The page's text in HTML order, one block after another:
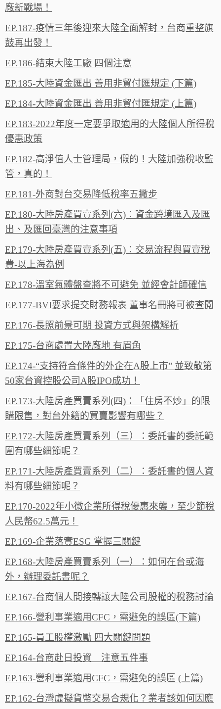
廠新戰場！
EP.187-疫情三年後迎來大陸全面解封，台商重整旗
鼓再出發！
EP.186-結束大陸工廠 四個注意
EP.185-大陸資金匯出 善用非貿付匯規定 (下篇)
EP.184-大陸資金匯出 善用非貿付匯規定 (上篇)
EP.183-2022年度一定要爭取適用的大陸個人所得稅
優惠政策
EP.182-高淨值人士管理局，假的！大陸加強稅收監
管，真的！
EP.181-外商對台交易降低稅率五撇步
EP.180-大陸房產買賣系列(六)：資金跨境匯入及匯
出、及匯回臺灣的注意事項
EP.179-大陸房產買賣系列(五)：交易流程與買賣稅
費-以上海為例
EP.178-溫室氣體盤查將不可避免 並經會計師確信
EP.177-BVI要求提交財務報表 董事名冊將可被查閱
EP.176-長照前景可期 投資方式與架構解析
EP.175-台商處置大陸廠地 有眉角
EP.174-“支持符合條件的外企在A股上市” 並致敬第
50家台資控股公司A股IPO成功！
EP.173-大陸房產買賣系列(四)：「住房不炒」的限
購限售，對台外籍的買賣影響有哪些？
EP.172-大陸房產買賣系列（三）：委託書的委託範
圍有哪些細節呢？
EP.171-大陸房產買賣系列（二）：委託書的個人資
料有哪些細節呢？
EP.170-2022年小微企業所得稅優惠來襲，至少節稅
人民幣62.5萬元！
EP.169-企業落實ESG 掌握三關鍵
EP.168-大陸房產買賣系列（一）：如何在台或海
外，辦理委託書呢？
EP.167-台商個人間接轉讓大陸公司股權的稅務討論
EP.166-營利事業適用CFC，需避免的誤區(下篇)
EP.165-員工股權激勵 四大關鍵問題
EP.164-台商赴日投資 注意五件事
EP.163-營利事業適用CFC，需避免的誤區 (上篇)
EP.162-台灣虛擬貨幣交易合規化？業者該如何因應